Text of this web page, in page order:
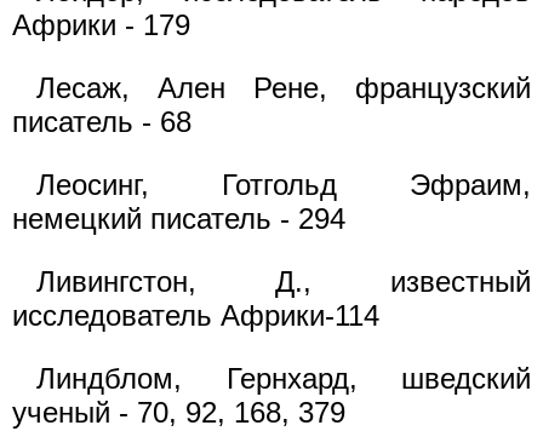
Африки - 179
Лесаж, Ален Рене, французский
писатель - 68
Леосинг, Готгольд Эфраим,
немецкий писатель - 294
Ливингстон, Д., известный
исследователь Африки-114
Линдблом, Гернхард, шведский
ученый - 70, 92, 168, 379